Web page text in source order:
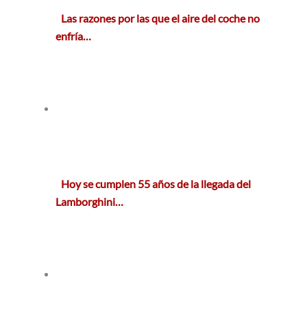
Las razones por las que el aire del coche no
enfría…
Hoy se cumplen 55 años de la llegada del
Lamborghini…